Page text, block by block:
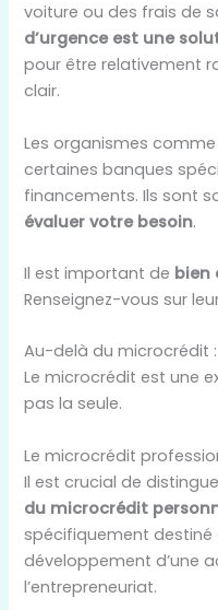
voiture ou des frais de
d’urgence est une
pour être relativement
clair.
Les organismes
certaines banques
financements. Ils sont
évaluer votre besoin.
Il est important de bien
Renseignez-vous sur
Au-delà du microcrédit
Le microcrédit est une
pas la seule.
Le microcrédit
Il est crucial de
du microcrédit
spécifiquement
développement d’une
l’entrepreneuriat.